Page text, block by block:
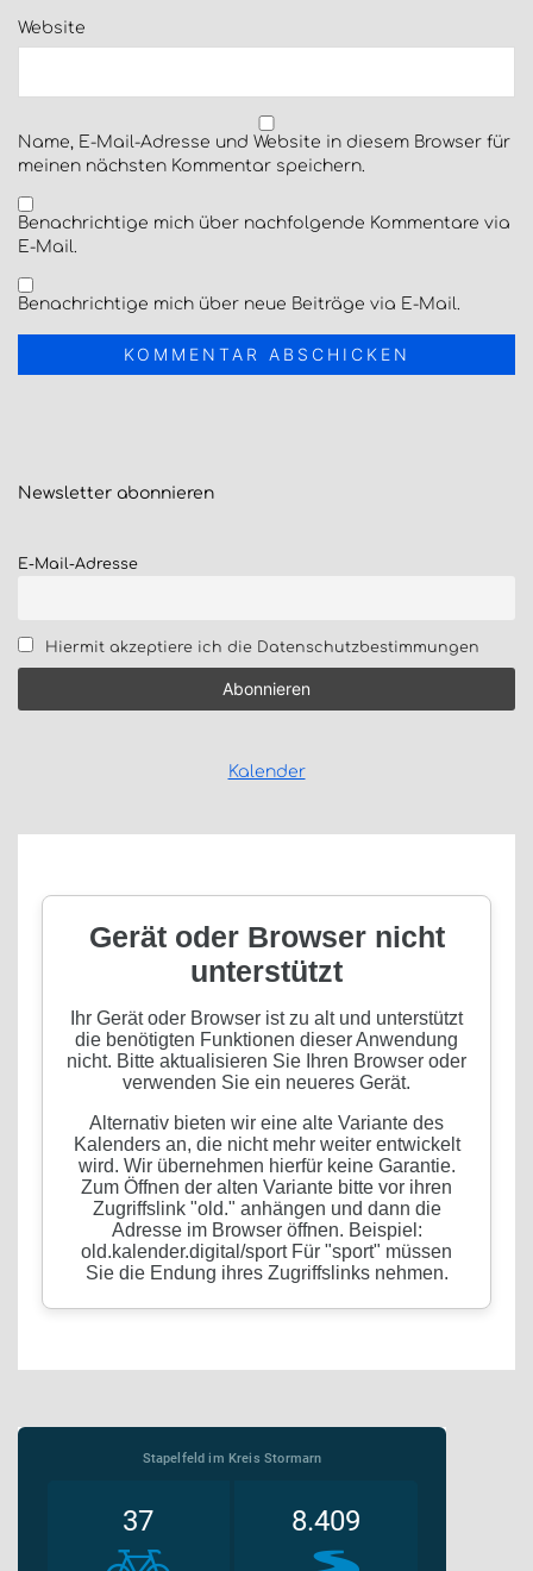
Website
Name, E-Mail-Adresse und Website in diesem Browser für
meinen nächsten Kommentar speichern.
Benachrichtige mich über nachfolgende Kommentare via
E-Mail.
Benachrichtige mich über neue Beiträge via E-Mail.
Newsletter abonnieren
E-Mail-Adresse
Hiermit akzeptiere ich die Datenschutzbestimmungen
Kalender